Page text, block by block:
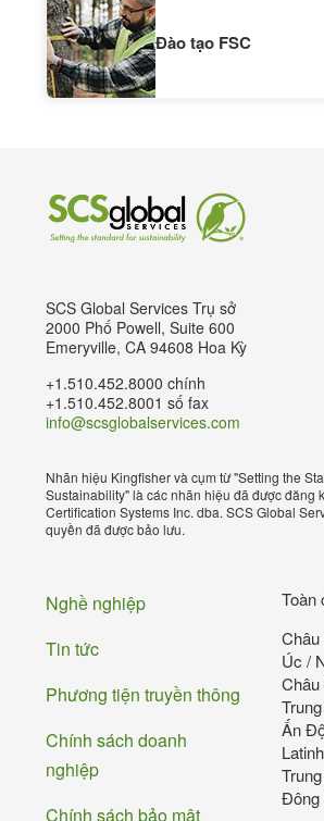
Đào tạo FSC
SCS Global Services Trụ sở
2000 Phố Powell, Suite 600
Emeryville, CA 94608 Hoa Kỳ
+1.510.452.8000 chính
+1.510.452.8001 số fax
info@scsglobalservices.com
Nhãn hiệu Kingfisher và cụm từ "Setting the
Sustainability" là các nhãn hiệu đã được đăng
Certification Systems Inc. dba. SCS Global
quyền đã được bảo lưu.
Toàn
Châu
Úc /
Châu
Ấn
Latinh
Đông
Chân
Nghề nghiệp
Tin tức
Phương tiện truyền thông
Chính sách doanh
nghiệp
Chính sách bảo mật